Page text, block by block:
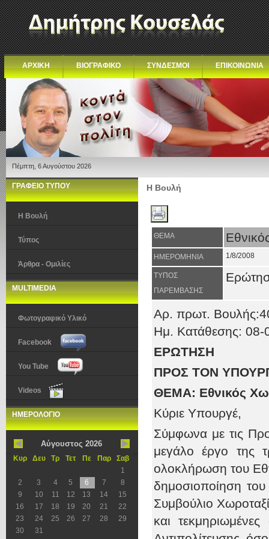
ΑΡΧΙΚΗ ΒΙΟΓΡΑΦΙΚΟ ΣΥΝΔΕΣΜΟΙ ΕΠΙΚΟΙΝΩΝΙΑ
Πέμπτη, 6 Αυγούστου 2026
ΓΡΑΦΕΙΟ ΤΥΠΟΥ
Η Βουλή
Τύπος
Άρθρα - Ομιλίες
MULTIMEDIA
Φωτογραφικό Υλικό
Facebook
You Tube
Videos
ΗΜΕΡΟΛΟΓΙΟ
Αύγουστος 2026
Κυρ Δευ Τρ Τετ Πε Παρ
Σαβ
1
2
3 4 5 6 7
8
9
10 11 12 13 14
15
16
17 18 19 20 21
22
23
24 25 26 27 28
29
30
31
Η Βουλή
ΘΕΜΑ
ΗΜΕΡΟΜΗΝΙΑ 1/8/2008
ΤΥΠΟΣ
ΠΑΡΕΜΒΑΣΗΣ
Αρ. πρωτ.
Ημ. Κατάθεσης: 08-
ΕΡΩΤΗΣΗ
ΠΡΟΣ ΤΟΝ
ΘΕΜΑ: Εθνικός
Κύριε Υπουργέ,
Σύμφωνα με τις
μεγάλο έργο της
ολοκλήρωση του
δημοσιοποίηση
Συμβούλιο
και